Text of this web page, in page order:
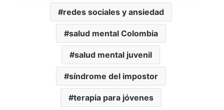
redes sociales y ansiedad
salud mental Colombia
salud mental juvenil
síndrome del impostor
terapia para jóvenes